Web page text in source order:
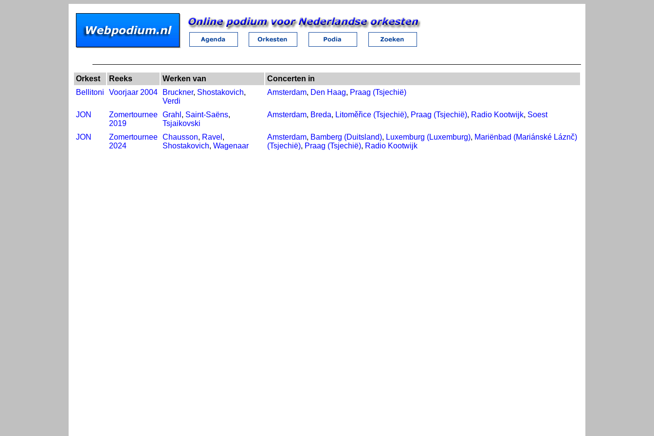
Orkest Reeks Werken van
Concerten in
Bellitoni
Voorjaar 2004 Bruckner, Shostakovich,
Verdi
Amsterdam, Den Haag, Praag (Tsjechië)
JON
Zomertournee
2019
Grahl , Saint-Saëns,
Tsjaikovski
Amsterdam, Breda, Litoměřice (Tsjechië), Praag (Tsjechië), Radio Kootwijk, Soest
JON
Zomertournee
2024
Chausson, Ravel ,
Shostakovich, Wagenaar
Amsterdam, Bamberg (Duitsland), Luxemburg (Luxemburg), Mariënbad (Mariánské Láznč)
(Tsjechië), Praag (Tsjechië), Radio Kootwijk